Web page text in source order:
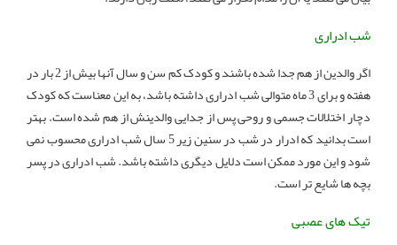
شب ادراری
اگر والدین از هم جدا شده باشند و کودک کم سن و سال آنها بیش از 2 بار در
هفته و برای 3 ماه متوالی شب ادراری داشته باشد، به این معناست که کودک
دچار اختلالات جسمی و روحی پس از جدایی والدینش از هم شده است. بهتر
است بدانید که ادرار در شب در سنین زیر 5 سال شب ادراری محسوب نمی
شود و این مورد ممکن است دلایل دیگری داشته باشد. شب ادراری در پسر
بچه ها شایع تر است.
تیک های عصبی